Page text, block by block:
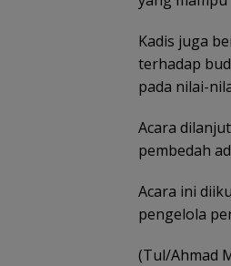
Kadis juga
terhadap
pada nilai-
Acara
pembedah
Acara ini
pengelola
(Tul/Ahmad